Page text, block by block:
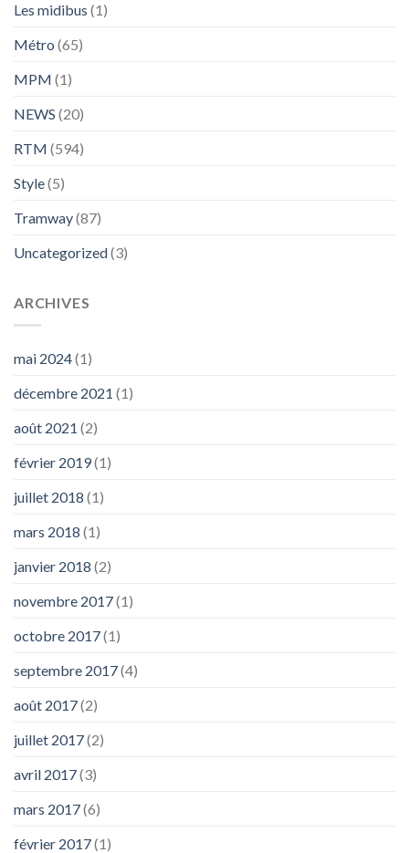
Les midibus (1)
Métro (65)
MPM (1)
NEWS (20)
RTM (594)
Style(5)
Tramway(87)
Uncategorized(3)
ARCHIVES
mai 2024(1)
décembre 2021 (1)
août 2021 (2)
février 2019(1)
juillet 2018 (1)
mars 2018 (1)
janvier 2018 (2)
novembre 2017(1)
octobre 2017(1)
septembre 2017(4)
août 2017(2)
juillet 2017(2)
avril 2017(3)
mars 2017(6)
février 2017(1)